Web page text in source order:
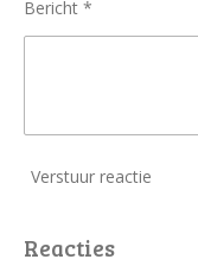
Bericht *
Verstuur reactie
Reacties